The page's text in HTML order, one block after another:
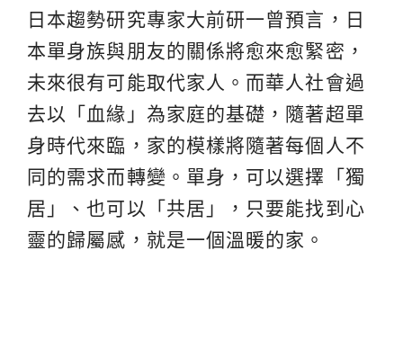
日本趨勢研究專家大前研一曾預言，日
本單身族與朋友的關係將愈來愈緊密，
未來很有可能取代家人。而華人社會過
去以「血緣」為家庭的基礎，隨著超單
身時代來臨，家的模樣將隨著每個人不
同的需求而轉變。單身，可以選擇「獨
居」、也可以「共居」，只要能找到心
靈的歸屬感，就是一個溫暖的家。